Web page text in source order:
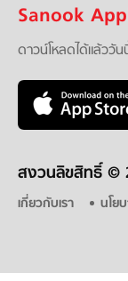
Sanook
ดาวน์โหลดได้แล้ววัน
สงวนลิขสิทธิ์ ©
เกี่ยวกับเรา นโย